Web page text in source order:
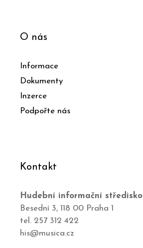
O nás
Informace
Dokumenty
Inzerce
Podpořte nás
Kontakt
Hudební informační středisko
Besední 3, 118 00 Praha 1
tel. 257 312 422
his@musica.cz